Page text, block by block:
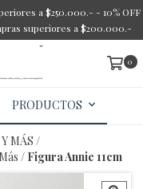
a $250.000.- - 10% OFF
superiores a $200.000.-
0
PRODUCTOS
MÁS /
/ Figura Annie 11cm